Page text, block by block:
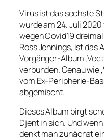
Virus ist das sechste
wurde am 24. Juli
wegen Covid19
Ross Jennings, ist das
Vorgänger-Album
verbunden. Genau wie
vom Ex-Peripherie-
abgemischt.
Dieses Album birgt
Djent in sich. Und
denkt man zunächst